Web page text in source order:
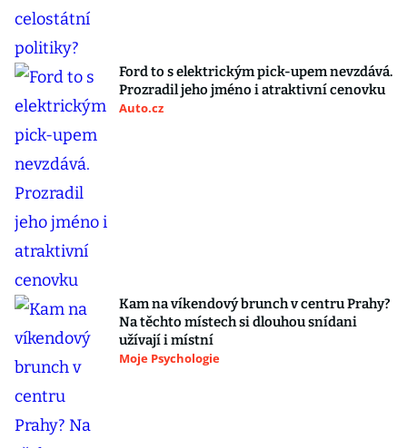
Ford to s elektrickým pick-upem nevzdává.
Prozradil jeho jméno i atraktivní cenovku
Auto.cz
Kam na víkendový brunch v centru Prahy?
Na těchto místech si dlouhou snídani
užívají i místní
Moje Psychologie